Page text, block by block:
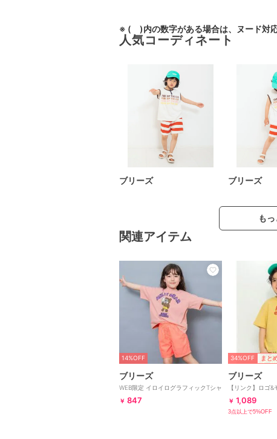
※ ( )内の数字がある場合は、ヌード対
人気コーディネート
ブリーズ ブリーズ
も
関連アイテム
14%OFF
ブリーズ
WEB限定 イロイログラフィックTシャ
ツ
￥ 847
34%OFF まと
ブリーズ
【リンク】ロゴ
ョン半袖Tシャツ
￥ 1,089
3点以上で5%OFF